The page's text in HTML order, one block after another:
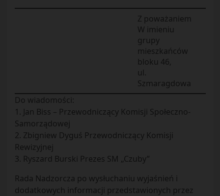
Z poważaniem
W imieniu
grupy
mieszkańców
bloku 46,
ul.
Szmaragdowa
Do wiadomości:
1. Jan Biss – Przewodniczący Komisji Społeczno-
Samorządowej
2. Zbigniew Dyguś Przewodniczący Komisji
Rewizyjnej
3. Ryszard Burski Prezes SM „Czuby”
Rada Nadzorcza po wysłuchaniu wyjaśnień i
dodatkowych informacji przedstawionych przez